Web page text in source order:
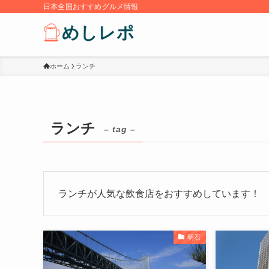
日本全国おすすめグルメ情報
ホーム ランチ
ランチ – tag –
ランチが人気な飲食店をおすすめしています！
明石